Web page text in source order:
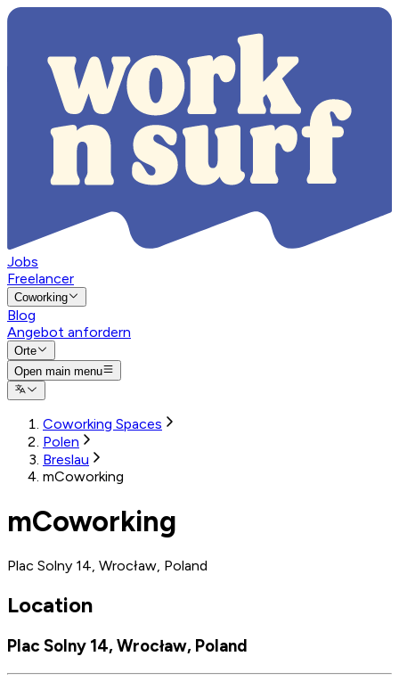
Jobs
Freelancer
Coworking
Blog
Angebot anfordern
Orte
Open main menu
Coworking Spaces
Polen
Breslau
mCoworking
mCoworking
Plac Solny 14, Wrocław, Poland
Location
Plac Solny 14, Wrocław, Poland